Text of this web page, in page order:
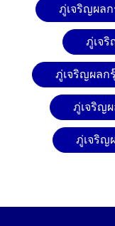
ภู่เจริญผล
ภู่เจริ
ภู่เจริญผลก
ภู่เจริญ
ภู่เจริญ